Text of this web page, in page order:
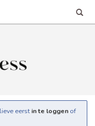
eerst in te loggen of